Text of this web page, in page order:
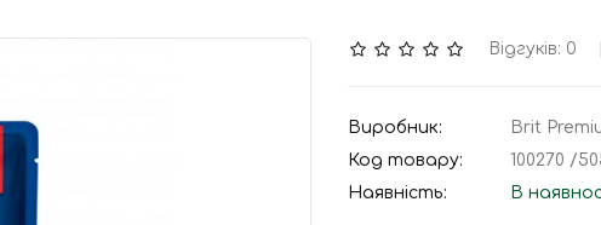
Відгуків: 0
Виробник:
Brit
Код товару:
100270 /
Наявність:
В